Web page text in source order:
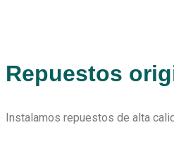
Repuestos
Instalamos repuestos de alta